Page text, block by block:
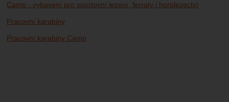
Camp - vybavení pro sportovní lezení, ferraty i horolezectví
Pracovní karabiny
Pracovní karabiny Camp